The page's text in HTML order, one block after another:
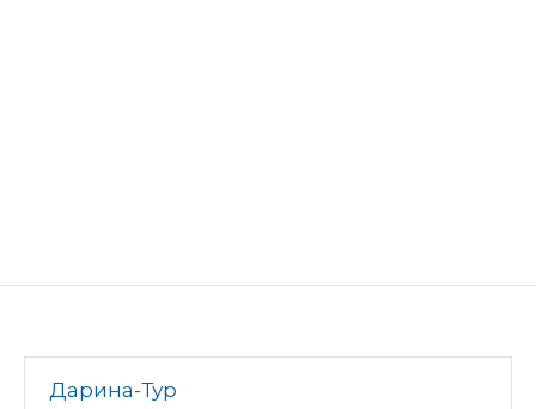
Дарина-Тур